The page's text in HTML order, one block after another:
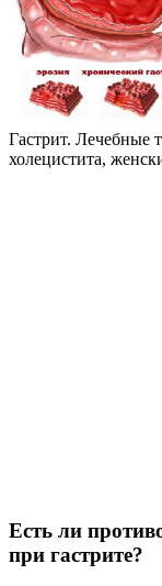
Гастрит. Лечебные
холецистита,
Есть ли
при гастрите?